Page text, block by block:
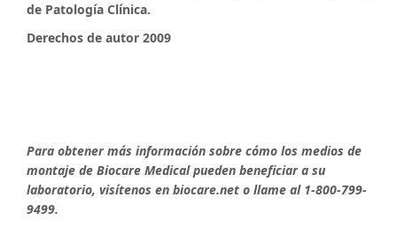
de Patología Clínica.
Derechos de autor 2009
Para obtener más información sobre cómo los medios de
montaje de Biocare Medical pueden beneficiar a su
laboratorio, visítenos en biocare.net o llame al 1-800-799-
9499.